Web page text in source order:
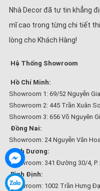
Nhà Decor đã tự tin khẳng
mĩ cao trong từng chi tiết
lòng cho Khách Hàng!
Hệ Thống Showroom
Hồ Chí Minh:
Showroom 1: 69/52 Nguyễn
Showroom 2: 445 Trần Xuân
Showroom 3: 656 Võ Nguyên
Đồng Nai:
Showroom: 24 Nguyễn Văn
Bình Dương:
Showroom: 341 Đường 30/4,
Bình Định:
Showroom: 1002 Trần Hưng